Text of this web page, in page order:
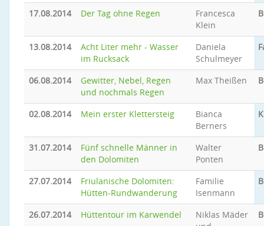
17.08.2014 Der Tag ohne Regen
Francesca
Klein
13.08.2014
Acht Liter mehr - Wasser
im Rucksack
Daniela
Schulmeyer
06.08.2014
Gewitter, Nebel, Regen
und nochmals Regen
Max Theißen
02.08.2014 Mein erster Klettersteig
Bianca
Berners
31.07.2014
Fünf schnelle Männer in
den Dolomiten
Walter
Ponten
27.07.2014
Friulanische Dolomiten:
Hütten-Rundwanderung
Familie
Isenmann
26.07.2014 Hüttentour im Karwendel
Niklas Mäder